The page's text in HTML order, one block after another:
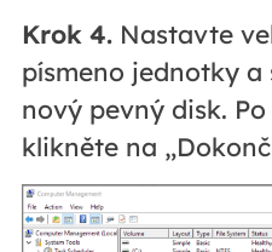
Krok 4.Nastavte
písmeno jednotky a
nový pevný disk.
klikněte na